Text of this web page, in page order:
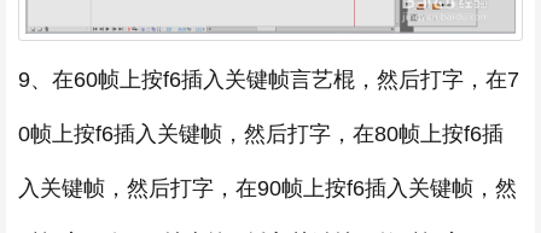
9、在60帧上按f6插入关键帧言艺棍，然后打字，在7
0帧上按f6插入关键帧，然后打字，在80帧上按f6插
入关键帧，然后打字，在90帧上按f6插入关键帧，然